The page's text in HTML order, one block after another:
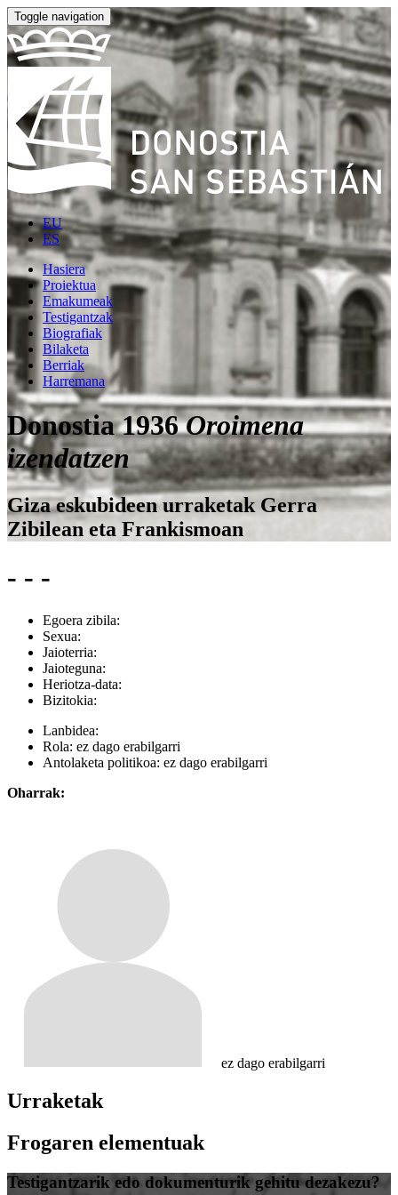
Toggle navigation
EU
ES
Hasiera
Proiektua
Emakumeak
Testigantzak
Biografiak
Bilaketa
Berriak
Harremana
Donostia 1936Oroimena
izendatzen
Giza eskubideen urraketak Gerra
Zibilean eta Frankismoan
- - -
Egoera zibila:
Sexua:
Jaioterria:
Jaioteguna:
Heriotza-data:
Bizitokia:
Lanbidea:
Rola: ez dago erabilgarri
Antolaketa politikoa: ez dago erabilgarri
Oharrak:
ez dago erabilgarri
Urraketak
Frogaren elementuak
Testigantzarik edo dokumenturik gehitu dezakezu?